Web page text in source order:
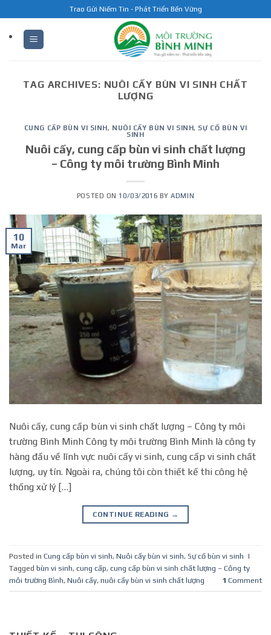
to
content
Trao Gửi Niềm Tin - Phát Triển Bền Vững
TAG ARCHIVES: NUÔI CẤY BÙN VI SINH CHẤT
LƯỢNG
CUNG CẤP BÙN VI SINH, NUÔI CẤY BÙN VI SINH, SỰ CỐ BÙN VI
SINH
Nuôi cấy, cung cấp bùn vi sinh chất lượng
– Công ty môi trường Bình Minh
POSTED ON 10/03/2016 BYADMIN
10
Mar
Nuôi cấy, cung cấp bùn vi sinh chất lượng – Công ty môi
trường Bình Minh Công ty môi trường Bình Minh là công ty
hàng đầu về lĩnh vực nuôi cấy vi sinh, cung cấp vi sinh chất
lượng, uy tín. Ngoài ra, chúng tôi còn thiết kế thi công hệ
thống xử lý […]
CONTINUE READING →
Posted in Cung cấp bùn vi sinh, Nuôi cấy bùn vi sinh, Sự cố bùn vi sinh |
Tagged bùn vi sinh, cung cấp, cung cấp bùn vi sinh chất lượng – Công ty
môi trường Bình, Nuôi cấy, nuôi cấy bùn vi sinh chất lượng 1 Comment